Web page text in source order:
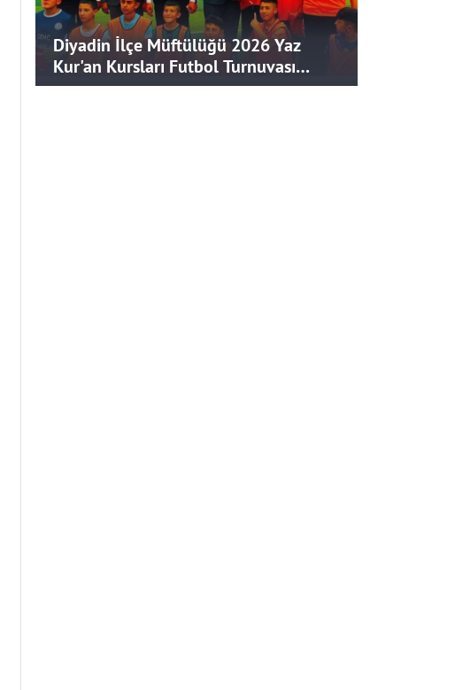
Diyadin İlçe Müftülüğü 2026 Yaz
Kur'an Kursları Futbol Turnuvası
Tamamlandı